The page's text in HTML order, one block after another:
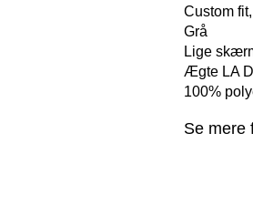
Custom
Grå
Lige
Ægte LA
100%
Se mere